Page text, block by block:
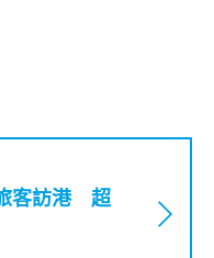
客訪港 超